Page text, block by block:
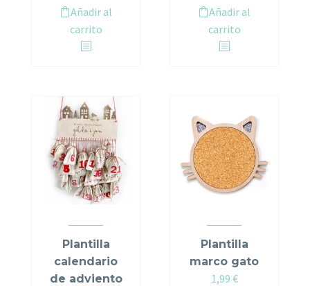
Añadir al
carrito
Añadir al
carrito
Plantilla
calendario
de adviento
Plantilla
marco gato
1,99 €